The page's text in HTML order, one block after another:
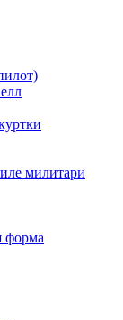
милитари
форма